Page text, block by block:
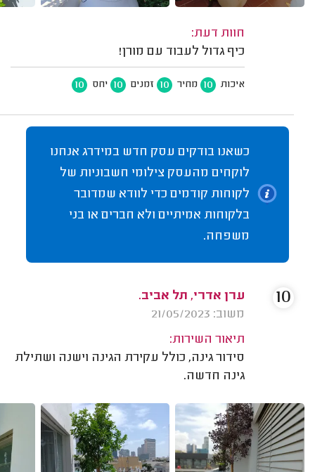
חוות דעת:
כיף גדול לעבוד עם מורן!
איכות 10 מחיר 10 זמנים 10 יחס 10
כשאנו בודקים עסק חדש במידרג אנחנו
לוקחים מהעסק צילומי חשבוניות של
לקוחות קודמים כדי לוודא שמדובר
בלקוחות אמיתיים ולא חברים או בני
משפחה.
ערן אדרי, תל אביב.
משוב: 21/05/2023
תיאור השירות:
סידור גינה, כולל עקירת הגינה וישנה ושתילת
גינה חדשה.
10